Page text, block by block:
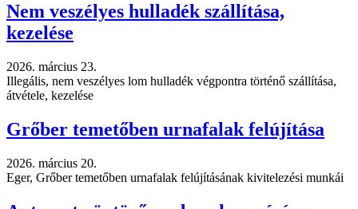
Nem veszélyes hulladék szállítása,
kezelése
2026. március 23.
Illegális, nem veszélyes lom hulladék végpontra történő szállítása,
átvétele, kezelése
Grőber temetőben urnafalak felújítása
2026. március 20.
Eger, Grőber temetőben urnafalak felújításának kivitelezési munkái